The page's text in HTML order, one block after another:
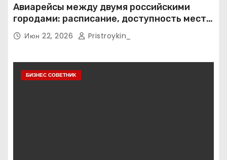
Авиарейсы между двумя российскими
городами: расписание, доступность мест и
тарифные условия
Июн 22, 2026 Pristroykin_
БИЗНЕС СОВЕТНИК